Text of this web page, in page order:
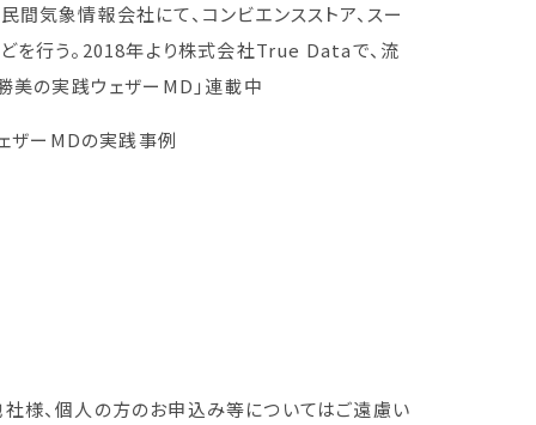
気象情報会社にて、コンビエンスストア、スー
を行う。2018年より株式会社True Dataで、流
美の実践ウェザーMD」連載中
ザーMDの実践事例
様、個人の方のお申込み等についてはご遠慮い